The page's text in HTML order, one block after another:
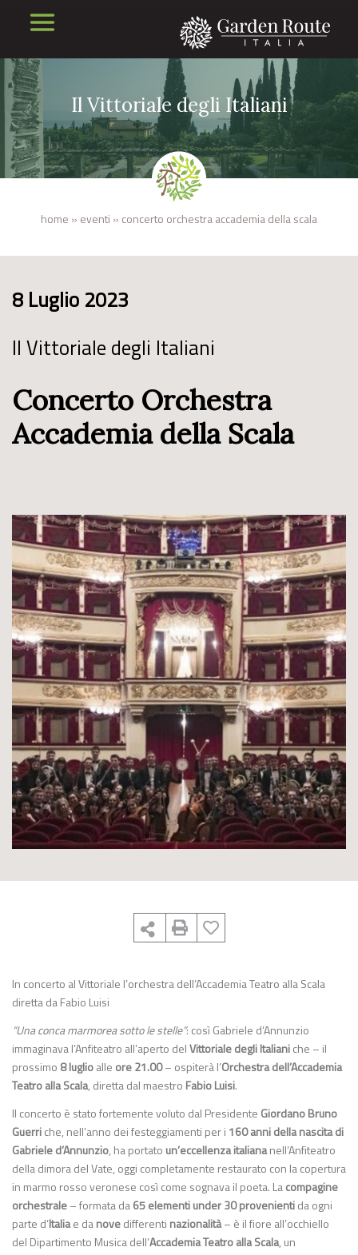
Il Vittoriale degli Italiani
home » eventi » concerto orchestra accademia della scala
8 Luglio 2023
Il Vittoriale degli Italiani
Concerto Orchestra
Accademia della Scala
In concerto al Vittoriale l’orchestra dell’Accademia Teatro alla Scala
diretta da Fabio Luisi
“Una conca marmorea sotto le stelle”: così Gabriele d’Annunzio
immaginava l’Anfiteatro all’aperto delVittoriale degli Italianiche – il
prossimo 8 luglioalle ore 21.00– ospiterà l’Orchestra dell’Accademia
Teatro alla Scala, diretta dal maestro Fabio Luisi.
Il concerto è stato fortemente voluto dal Presidente Giordano Bruno
Guerriche, nell’anno dei festeggiamenti per i 160 anni della nascita di
Gabriele d’Annunzio, ha portato un’eccellenza italiananell’Anfiteatro
della dimora del Vate, oggi completamente restaurato con la copertura
in marmo rosso veronese così come sognava il poeta. Lacompagine
orchestrale– formata da65 elementi under 30 provenientida ogni
parte d’Italiae danovedifferenti nazionalità– è il fiore all’occhiello
del Dipartimento Musica dell’Accademia Teatro alla Scala, un